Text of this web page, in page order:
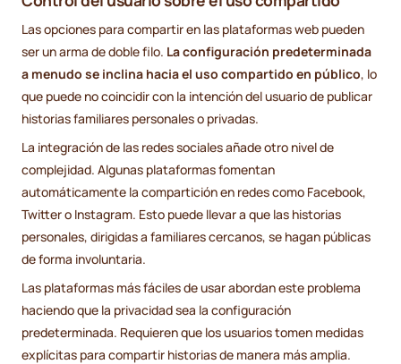
Las opciones para compartir en las plataformas web pueden
ser un arma de doble filo. La configuración predeterminada
a menudo se inclina hacia el uso compartido en público, lo
que puede no coincidir con la intención del usuario de publicar
historias familiares personales o privadas.
La integración de las redes sociales añade otro nivel de
complejidad. Algunas plataformas fomentan
automáticamente la compartición en redes como Facebook,
Twitter o Instagram. Esto puede llevar a que las historias
personales, dirigidas a familiares cercanos, se hagan públicas
de forma involuntaria.
Las plataformas más fáciles de usar abordan este problema
haciendo que la privacidad sea la configuración
predeterminada. Requieren que los usuarios tomen medidas
explícitas para compartir historias de manera más amplia.